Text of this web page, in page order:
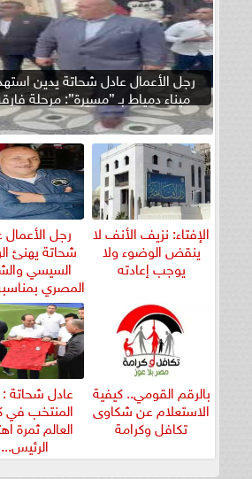
رجل الأعمال عادل شحاتة يدين
ميناء دمياط بـ ”مسيرة”: مرحلة
الإفتاء: نزيف الأنف لا
ينقض الوضوء ولا
يوجب إعادته
رجل الأعمال
شحاتة يهنئ
السيسي
المصري
ثورة...
بالرقم القومي.. كيفية
الاستعلام عن شكاوى
تكافل وكرامة
عادل شحاتة :
المنتخب
العالم ثمرة
الرئيس...